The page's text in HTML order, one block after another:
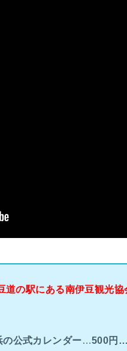
道の駅にある南伊豆観光
の公式カレンダー…500円